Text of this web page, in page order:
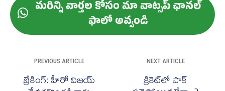
మ‌రిన్ని వార్త‌ల కోసం మా వాట్స‌ప్ ఛాన‌ల్
ఫాలో అవ్వండి
PREVIOUS ARTICLE
బ్రేకింగ్: హీరో విజయ్
NEXT ARTICLE
క్రికెట్‌లో పాక్